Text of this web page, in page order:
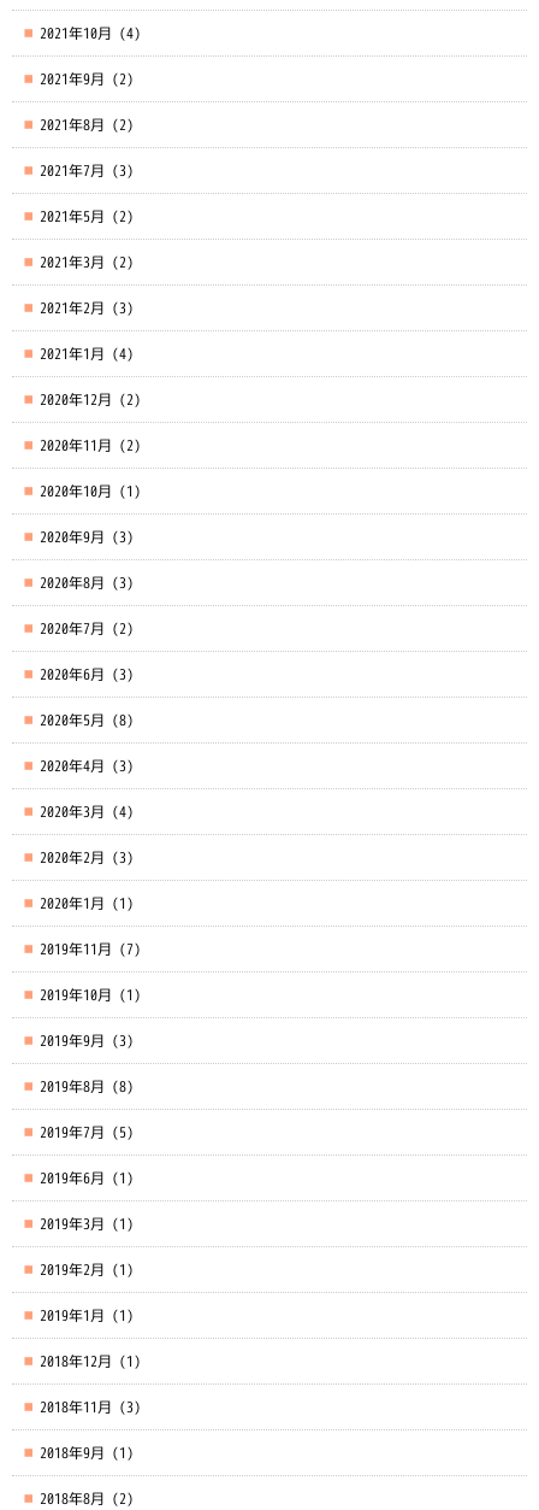
2021年10月 (4)
2021年9月 (2)
2021年8月 (2)
2021年7月 (3)
2021年5月 (2)
2021年3月 (2)
2021年2月 (3)
2021年1月 (4)
2020年12月 (2)
2020年11月 (2)
2020年10月 (1)
2020年9月 (3)
2020年8月 (3)
2020年7月 (2)
2020年6月 (3)
2020年5月 (8)
2020年4月 (3)
2020年3月 (4)
2020年2月 (3)
2020年1月 (1)
2019年11月 (7)
2019年10月 (1)
2019年9月 (3)
2019年8月 (8)
2019年7月 (5)
2019年6月 (1)
2019年3月 (1)
2019年2月 (1)
2019年1月 (1)
2018年12月 (1)
2018年11月 (3)
2018年9月 (1)
2018年8月 (2)